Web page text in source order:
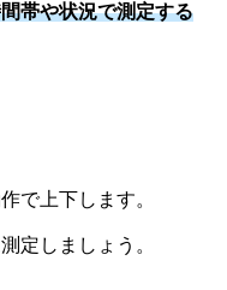
帯や状況で測定する
で上下します。
定しましょう。